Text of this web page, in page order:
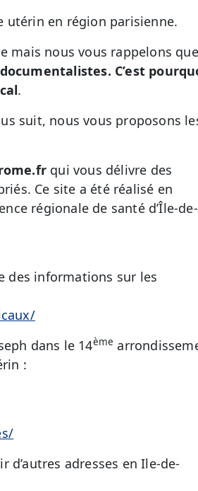
utérin en région parisienne.
mais nous vous rappelons que
C’est
.
suit, nous vous proposons
qui vous délivre des
Ce site a été réalisé en
régionale de santé d’Île-de-
des informations sur les
dans le 14ème
:
adresses en Ile-de-